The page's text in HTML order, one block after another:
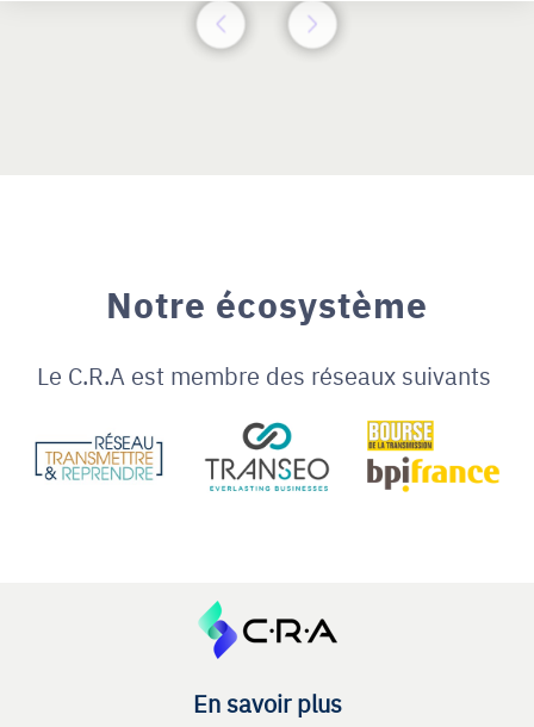
Notre écosystème
Le C.R.A est membre des réseaux suivants
En savoir plus